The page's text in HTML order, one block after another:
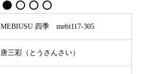
MEBIUSU 四季 mebi117-305
唐三彩（とうさんさい）